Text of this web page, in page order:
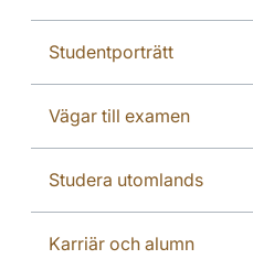
Studentporträtt
Vägar till examen
Studera utomlands
Karriär och alumn